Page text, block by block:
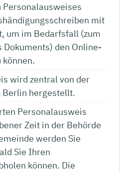
Personalausweises
mit
um im Bedarfsfall (zum
Dokuments) den Online-
können.
wird zentral von der
Berlin hergestellt.
Personalausweis
Zeit in der Behörde
werden Sie
Sie Ihren
können. Die